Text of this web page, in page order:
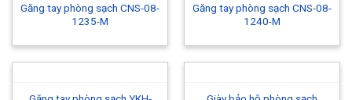
Găng tay phòng sạch CNS-08-
1235-M
Găng tay phòng sạch CNS-08-
1240-M